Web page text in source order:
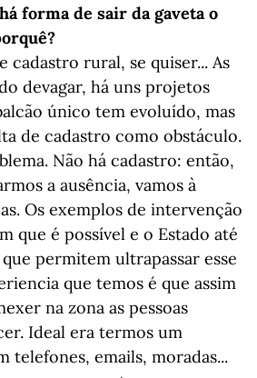
forma de sair da gaveta o
cadastro rural, se quiser... As
devagar, há uns projetos
único tem evoluído, mas
de cadastro como obstáculo.
Não há cadastro: então,
a ausência, vamos à
Os exemplos de intervenção
que é possível e o Estado até
permitem ultrapassar esse
que temos é que assim
na zona as pessoas
Ideal era termos um
telefones, emails, moradas...